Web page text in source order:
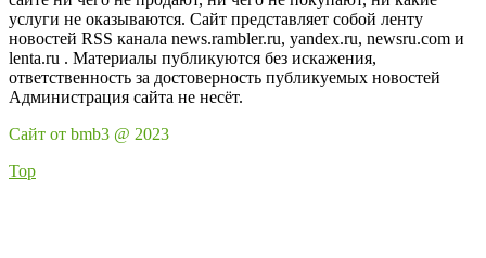
услуги не оказываются. Сайт представляет собой ленту
новостей RSS канала news.rambler.ru, yandex.ru, newsru.com и
lenta.ru . Материалы публикуются без искажения,
ответственность за достоверность публикуемых новостей
Администрация сайта не несёт.
Сайт от bmb3 @ 2023
Top